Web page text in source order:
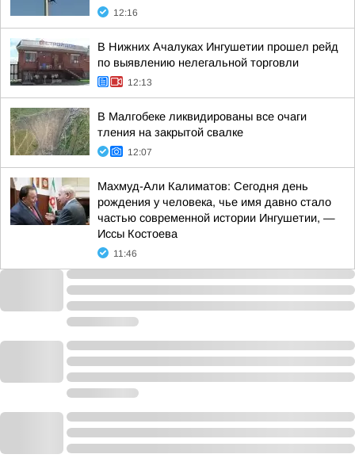
12:16
В Нижних Ачалуках Ингушетии прошел рейд
по выявлению нелегальной торговли
12:13
В Малгобеке ликвидированы все очаги
тления на закрытой свалке
12:07
Махмуд-Али Калиматов: Сегодня день
рождения у человека, чье имя давно стало
частью современной истории Ингушетии, —
Иссы Костоева
11:46